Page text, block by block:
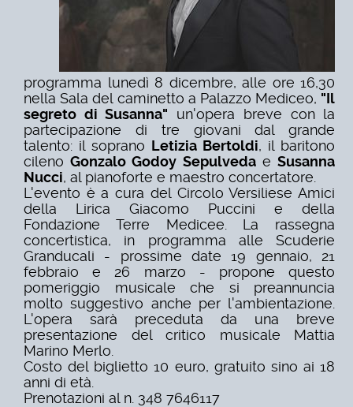
programma lunedì 8 dicembre, alle ore 16,30
nella Sala del caminetto a Palazzo Mediceo, "Il
segreto di Susanna" un'opera breve con la
partecipazione di tre giovani dal grande
talento: il soprano Letizia Bertoldi, il baritono
cilenoGonzalo Godoy SepulvedaeSusanna
Nucci, al pianoforte e maestro concertatore.
L'evento è a cura del Circolo Versiliese Amici
della Lirica Giacomo Puccini e della
Fondazione Terre Medicee. La rassegna
concertistica, in programma alle Scuderie
Granducali - prossime date 19 gennaio, 21
febbraio e 26 marzo - propone questo
pomeriggio musicale che si preannuncia
molto suggestivo anche per l'ambientazione.
L'opera sarà preceduta da una breve
presentazione del critico musicale Mattia
Marino Merlo.
Costo del biglietto 10 euro, gratuito sino ai 18
anni di età.
Prenotazioni al n. 348 7646117